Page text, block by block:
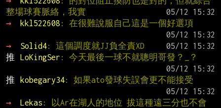
整場球賽脈絡，我實
→
kkl522608 : 在很難說服自己這是一個好選項
→
Solid4: 這個調度就JJ負全責XD
推
LoKingSer : 今天最後一球不就聰明哥發？_？
推
kobegary34: 如果ato發球失誤會更不能接受
→
Lekas : 以Ar在湖人的地位 拔這種遠三分也不會